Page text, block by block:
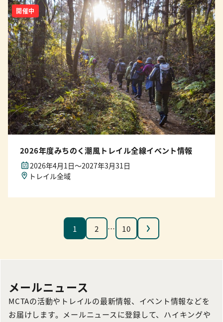
開催中
2026年度みちのく潮風トレイル全線イベント情報
2026年4月1日〜2027年3月31日
トレイル全域
1 2 … 10 次へ
メールニュース
MCTAの活動やトレイルの最新情報、イベント情報などを
お届けします。メールニュースに登録して、ハイキングや